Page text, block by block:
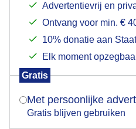
Advertentievrij en
Ontvang voor min. €
10% donatie aan
Elk moment
Gratis
Met persoonlijke
Gratis blijven gebruiken
Indien je hier nog geen
verschijnt er zo een
Is goed,